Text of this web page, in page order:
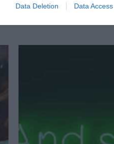
Data Deletion Data Access
Ψίθυροι της